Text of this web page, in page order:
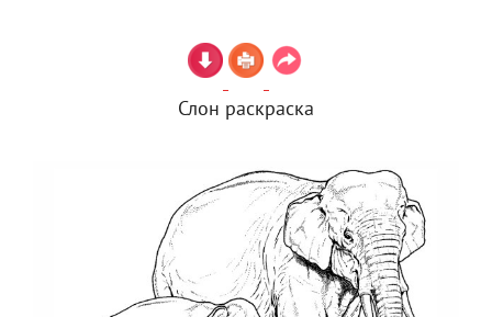
Слон раскраска